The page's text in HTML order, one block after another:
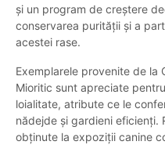
și un program de creștere
conservarea purității și a
acestei rase.
Exemplarele provenite de la
Mioritic sunt apreciate
loialitate, atribute ce le
nădejde și gardieni eficienți.
obținute la expoziții canine